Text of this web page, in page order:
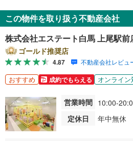
この物件を取り扱う不動産会社
株式会社エステート白馬 上尾駅前
ゴールド推奨店
4.87 不動産会社レビュ
おすすめ 成約でもらえる オンライ
営業時間 10:00-
定休日
年中無休